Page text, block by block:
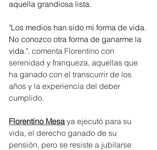
aquella grandiosa lista.
"Los medios han sido mi forma de vida.
No conozco otra forma de ganarme la
vida.", comenta Florentino con
serenidad y franqueza, aquellas que
ha ganado con el transcurrir de los
años y la experiencia del deber
cumplido.
Florentino Mesa ya ejecutó para su
vida, el derecho ganado de su
pensión, pero se resiste a jubilarse